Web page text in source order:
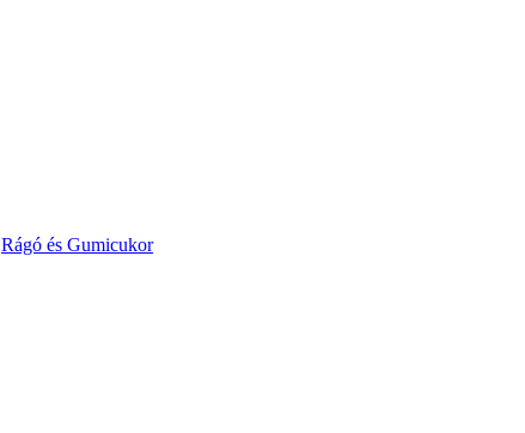
Rágó és Gumicukor